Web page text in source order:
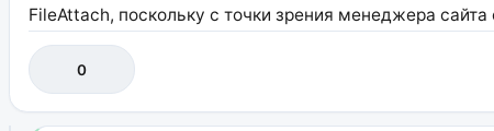
FileAttach, поскольку с точки зрения менеджера
0